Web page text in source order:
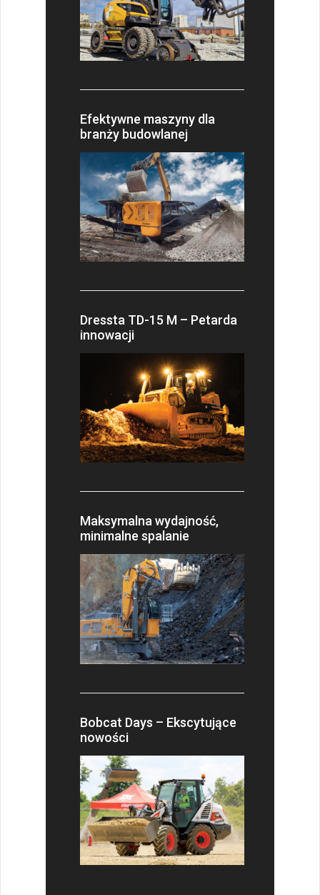
Efektywne maszyny dla
branży budowlanej
Dressta TD-15 M – Petarda
innowacji
Maksymalna wydajność,
minimalne spalanie
Bobcat Days – Ekscytujące
nowości